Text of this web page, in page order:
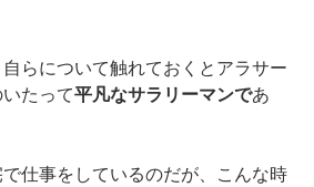
らについて触れておくとアラサー
たって平凡なサラリーマンであ
仕事をしているのだが、こんな時